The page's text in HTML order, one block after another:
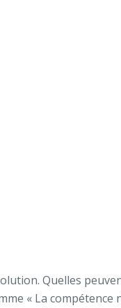
Quelles
« La compétence